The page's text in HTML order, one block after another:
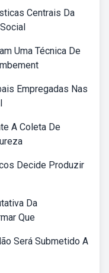
Centrais Da
Uma Técnica De
Empregadas Nas
A Coleta De
Decide Produzir
Da
Que
Será Submetido A